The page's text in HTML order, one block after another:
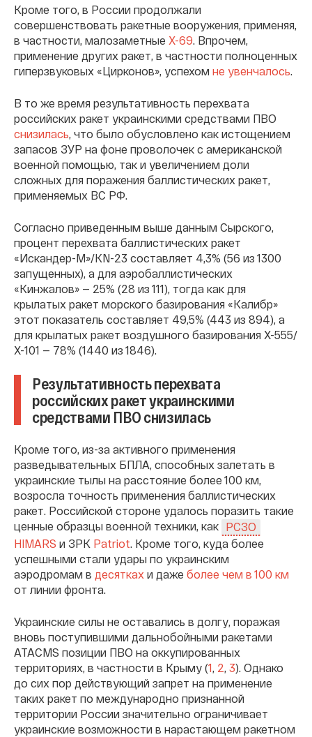
Кроме того, в России продолжали
совершенствовать ракетные вооружения, применяя,
в частности, малозаметные Х-69. Впрочем,
применение других ракет, в частности полноценных
гиперзвуковых «Цирконов», успехом не увенчалось.
В то же время результативность перехвата
российских ракет украинскими средствами ПВО
снизилась, что было обусловлено как истощением
запасов ЗУР на фоне проволочек с американской
военной помощью, так и увеличением доли
сложных для поражения баллистических ракет,
применяемых ВС РФ.
Согласно приведенным выше данным Сырского,
процент перехвата баллистических ракет
«Искандер-М»/KN-23 составляет 4,3% (56 из 1300
запущенных), а для аэробаллистических
«Кинжалов» — 25% (28 из 111), тогда как для
крылатых ракет морского базирования «Калибр»
этот показатель составляет 49,5% (443 из 894), а
для крылатых ракет воздушного базирования Х-555/
Х-101 — 78% (1440 из 1846).
Результативность перехвата
российских ракет украинскими
средствами ПВО снизилась
Кроме того, из-за активного применения
разведывательных БПЛА, способных залетать в
украинские тылы на расстояние более 100 км,
возросла точность применения баллистических
ракет. Российской стороне удалось поразить такие
ценные образцы военной техники, как РСЗО
HIMARS и ЗРК Patriot. Кроме того, куда более
успешными стали удары по украинским
аэродромам в десятках и даже более чем в 100 км
от линии фронта.
Украинские силы не оставались в долгу, поражая
вновь поступившими дальнобойными ракетами
ATACMS позиции ПВО на оккупированных
территориях, в частности в Крыму (1, 2, 3). Однако
до сих пор действующий запрет на применение
таких ракет по международно признанной
территории России значительно ограничивает
украинские возможности в нарастающем ракетном